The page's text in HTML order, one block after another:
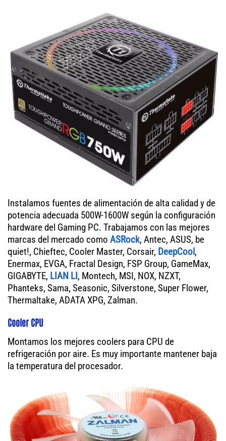
Instalamos fuentes de alimentación de alta calidad y de
potencia adecuada 500W-1600W según la configuración
hardware del Gaming PC. Trabajamos con las mejores
marcas del mercado como ASRock, Antec, ASUS, be
quiet!, Chieftec, Cooler Master, Corsair, DeepCool,
Enermax, EVGA, Fractal Design, FSP Group, GameMax,
GIGABYTE, LIAN LI, Montech, MSI, NOX, NZXT,
Phanteks, Sama, Seasonic, Silverstone, Super Flower,
Thermaltake, ADATA XPG, Zalman.
Cooler CPU
Montamos los mejores coolers para CPU de
refrigeración por aire. Es muy importante mantener baja
la temperatura del procesador.